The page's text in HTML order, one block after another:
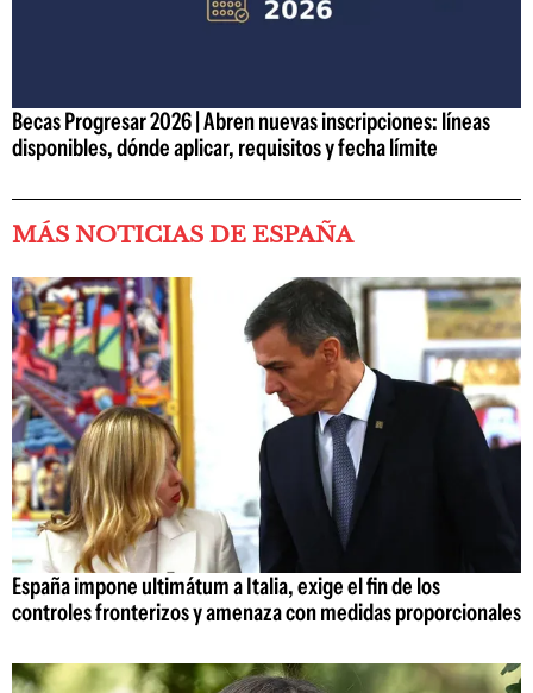
Becas Progresar 2026 | Abren nuevas inscripciones: líneas
disponibles, dónde aplicar, requisitos y fecha límite
MÁS NOTICIAS DE ESPAÑA
España impone ultimátum a Italia, exige el fin de los
controles fronterizos y amenaza con medidas proporcionales